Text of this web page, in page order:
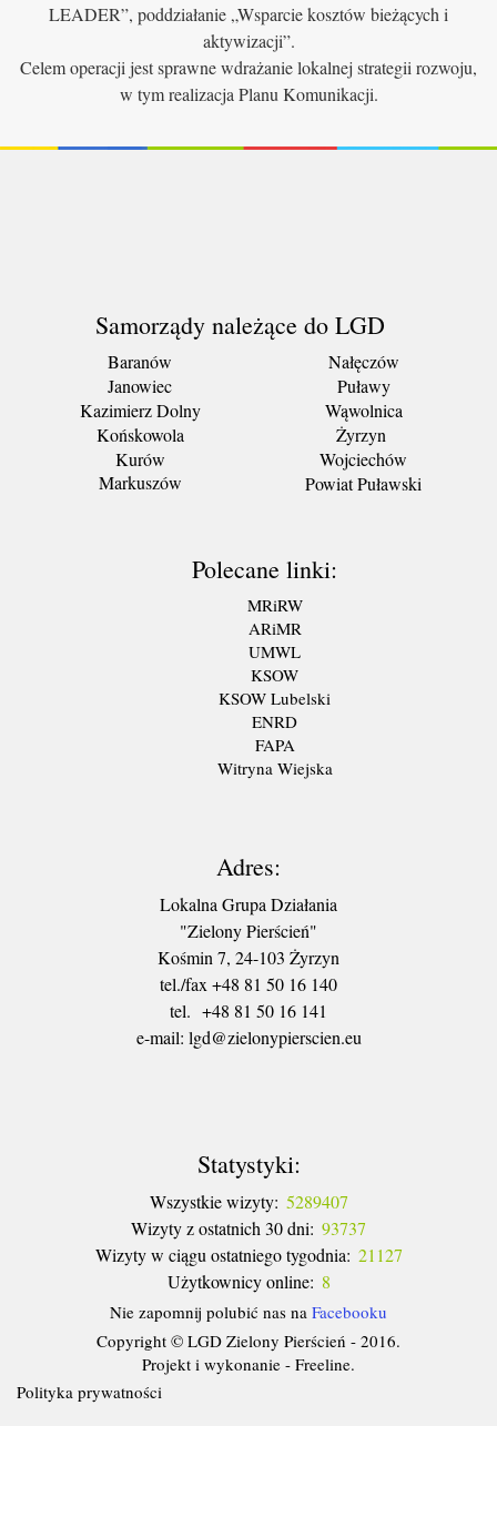
LEADER”, poddziałanie „Wsparcie kosztów bieżących i
aktywizacji”.
Celem operacji jest sprawne wdrażanie lokalnej strategii rozwoju,
w tym realizacja Planu Komunikacji.
Samorządy należące do LGD
Baranów
Janowiec
Kazimierz Dolny
Końskowola
Kurów
Markuszów
Nałęczów
Puławy
Wąwolnica
Żyrzyn
Wojciechów
Powiat Puławski
Polecane linki:
MRiRW
ARiMR
UMWL
KSOW
KSOW Lubelski
ENRD
FAPA
Witryna Wiejska
Adres:
Lokalna Grupa Działania
"Zielony Pierścień"
Kośmin 7, 24-103 Żyrzyn
tel./fax +48 81 50 16 140
tel. +48 81 50 16 141
​e-mail: lgd@zielonypierscien.eu
Statystyki:
Wszystkie wizyty: 5289407
Wizyty z ostatnich 30 dni: 93737
Wizyty w ciągu ostatniego tygodnia: 21127
Użytkownicy online: 8
Nie zapomnij polubić nas na Facebooku
Copyright © LGD Zielony Pierścień - 2016.
Projekt i wykonanie - Freeline.
Polityka prywatności